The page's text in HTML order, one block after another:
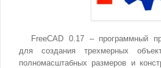
FreeCAD 0.17 – программный
для создания трехмерных
полномасштабных размеров и